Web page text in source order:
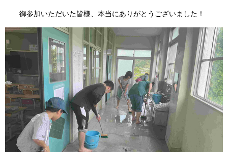
御参加いただいた皆様、本当にありがとうございました！